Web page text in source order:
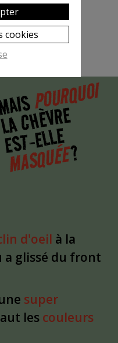
POURQUOI
CHÈVRE
EST-ELLE
MASQUÉE?
d'oeil à la
a glissé du front
super
les couleurs
cookies